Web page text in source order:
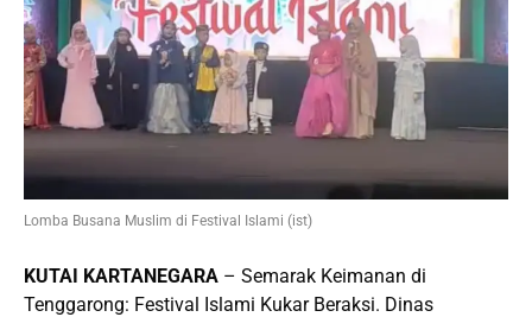
Lomba Busana Muslim di Festival Islami (ist)
KUTAI KARTANEGARA – Semarak Keimanan di
Tenggarong: Festival Islami Kukar Beraksi. Dinas